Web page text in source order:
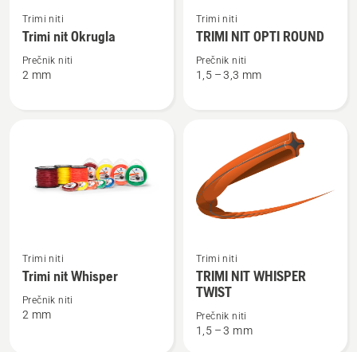
više
detalja
Trimi
Trimi niti
Trimi nit Okrugla
Prečnik niti
2 mm
više
detalja
TRIMI
Trimi niti
TRIMI NIT OPTI ROUND
Prečnik niti
1,5 – 3,3 mm
više
detalja
Trimi
Trimi niti
Trimi nit Whisper
Prečnik niti
2 mm
više
detalja
TRIMI
NIT
Trimi niti
TRIMI NIT WHISPER
TWIST
Prečnik niti
1,5 – 3 mm